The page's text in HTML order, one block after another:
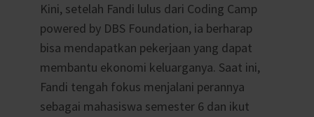
Kini, setelah Fandi lulus dari Coding Camp
powered by DBS Foundation, ia berharap
bisa mendapatkan pekerjaan yang dapat
membantu ekonomi keluarganya. Saat ini,
Fandi tengah fokus menjalani perannya
sebagai mahasiswa semester 6 dan ikut